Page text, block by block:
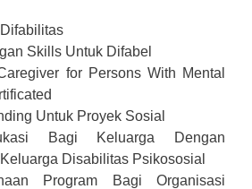
Skills Untuk Difabel
for Persons With Mental
Untuk Proyek Sosial
Bagi Keluarga Dengan
Disabilitas Psikososial
Program Bagi Organisasi